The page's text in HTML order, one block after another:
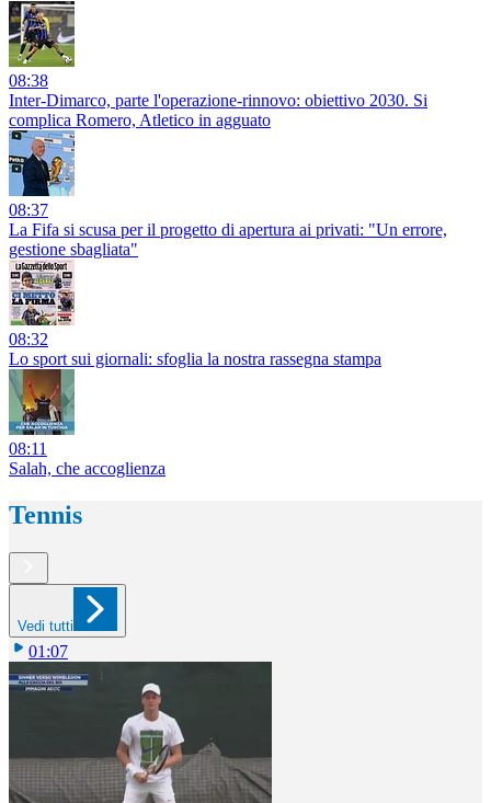
08:38
Inter-Dimarco, parte l'operazione-rinnovo: obiettivo 2030. Si
complica Romero, Atletico in agguato
08:37
La Fifa si scusa per il progetto di apertura ai privati: "Un errore,
gestione sbagliata"
08:32
Lo sport sui giornali: sfoglia la nostra rassegna stampa
08:11
Salah, che accoglienza
Tennis
Vedi tutti
01:07